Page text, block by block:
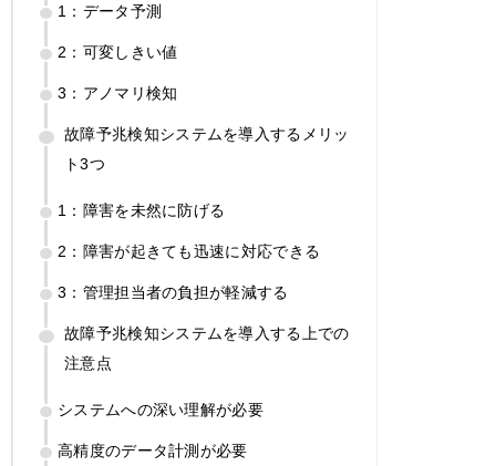
1：データ予測
2：可変しきい値
3：アノマリ検知
故障予兆検知システムを導入するメリッ
ト3つ
1：障害を未然に防げる
2：障害が起きても迅速に対応できる
3：管理担当者の負担が軽減する
故障予兆検知システムを導入する上での
注意点
システムへの深い理解が必要
高精度のデータ計測が必要